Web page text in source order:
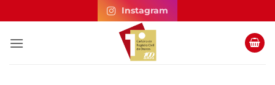
to
content
Instagram